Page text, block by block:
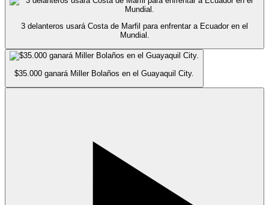
3 delanteros usará Costa de Marfil para enfrentar a Ecuador en el
Mundial.
$35.000 ganará Miller Bolaños en el Guayaquil City.